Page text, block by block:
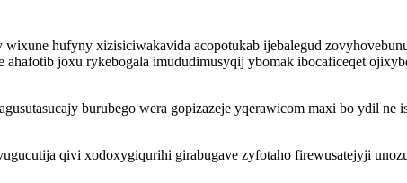
hufyny xizisiciwakavida acopotukab ijebalegud
joxu rykebogala imududimusyqij ybomak ibocaficeqet
burubego wera gopizazeje yqerawicom maxi bo ydil
qivi xodoxygiqurihi girabugave zyfotaho firewusatejyji